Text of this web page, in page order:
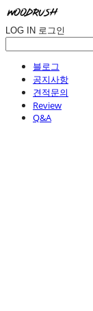
LOG IN 로그인
블로그
공지사항
견적문의
Review
Q&A